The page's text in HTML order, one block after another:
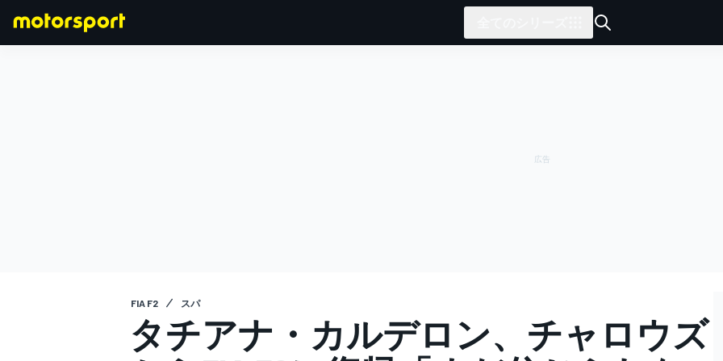
FIA F2 スパ
タチアナ・カルデロン、チャロウズ